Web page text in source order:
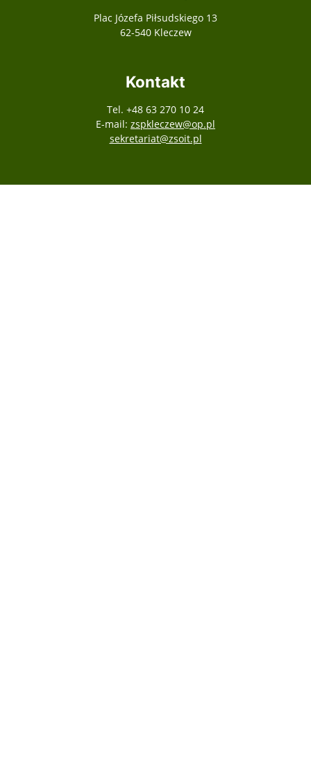
Plac Józefa Piłsudskiego 13
62-540 Kleczew
Kontakt
Tel. +48 63 270 10 24
E-mail: zspkleczew@op.pl
sekretariat@zsoit.pl